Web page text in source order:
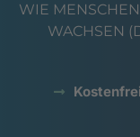
WIE
WACHSEN